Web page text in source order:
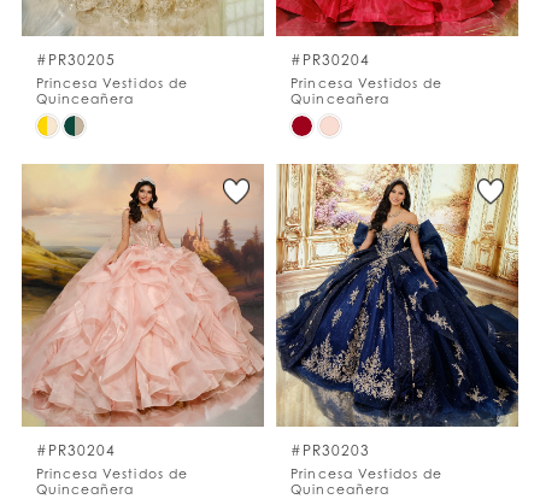
#PR30205
Princesa Vestidos de
Quinceañera
Skip
#a36433338f
to
end
#PR30204
Princesa Vestidos de
Quinceañera
Skip
List
#eca1d1d3c0
to
end
#PR30204
Princesa Vestidos de
Quinceañera
#PR30203
Princesa Vestidos de
Quinceañera